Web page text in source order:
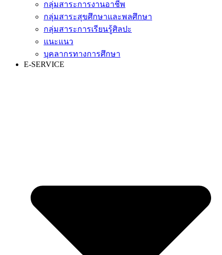
กลุ่มสาระการงานอาชีพ
กลุ่มสาระสุขศึกษาและพลศึกษา
กลุ่มสาระการเรียนรู้ศิลปะ
แนะแนว
บุคลากรทางการศึกษา
E-SERVICE